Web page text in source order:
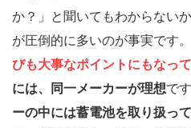
か？」と聞いてもわからない
が圧倒的に多いのが事実です。
びも大事なポイントにもなっ
には、同一メーカーが理想で
ーの中には蓄電池を取り扱っ